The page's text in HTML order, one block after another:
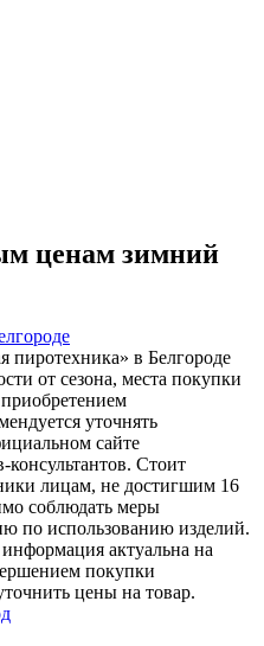
ценам зимний
пиротехника» в Белгороде
от сезона, места покупки
уточнять
сайте
Стоит
лицам, не достигшим 16
соблюдать меры
по использованию изделий.
актуальна на
покупки
цены на товар.